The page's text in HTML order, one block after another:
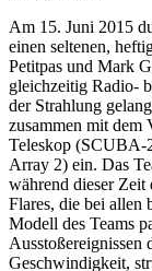
Am 15. Juni 2015
einen seltenen,
Petitpas und Mark
gleichzeitig Radio-
der Strahlung
zusammen mit dem
Teleskop (SCUBA-
Array 2) ein. Das
während dieser Zeit
Flares, die bei allen
Modell des Teams
Ausstoßereignissen
Geschwindigkeit,